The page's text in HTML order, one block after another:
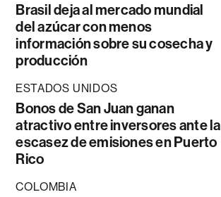
Brasil deja al mercado mundial
del azúcar con menos
información sobre su cosecha y
producción
ESTADOS UNIDOS
Bonos de San Juan ganan
atractivo entre inversores ante la
escasez de emisiones en Puerto
Rico
COLOMBIA